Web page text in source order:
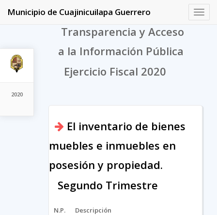
2020
Municipio de Cuajinicuilapa Guerrero
Transparencia y Acceso
a la Información Pública
Ejercicio Fiscal 2020
El inventario de bienes
muebles e inmuebles en
posesión y propiedad.
Segundo Trimestre
N.P. Descripción